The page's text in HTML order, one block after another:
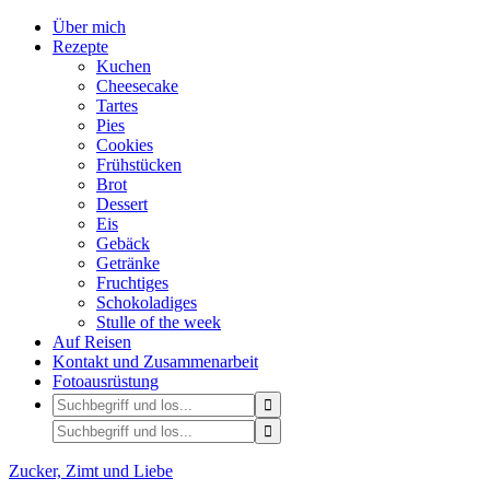
Über mich
Rezepte
Kuchen
Cheesecake
Tartes
Pies
Cookies
Frühstücken
Brot
Dessert
Eis
Gebäck
Getränke
Fruchtiges
Schokoladiges
Stulle of the week
Auf Reisen
Kontakt und Zusammenarbeit
Fotoausrüstung
Zucker, Zimt und Liebe